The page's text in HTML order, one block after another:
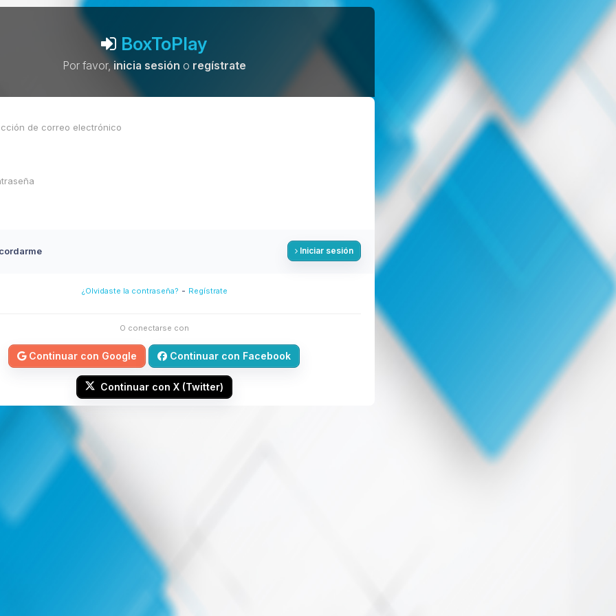
BoxToPlay
Por favor,inicia sesión o regístrate
Iniciar sesión
¿Olvidaste la contraseña? - Regístrate
O conectarse con
Continuar con Google Continuar con Facebook
Continuar con X (Twitter)